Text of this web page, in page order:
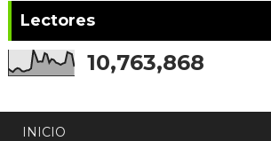
Lectores
10,763,868
INICIO